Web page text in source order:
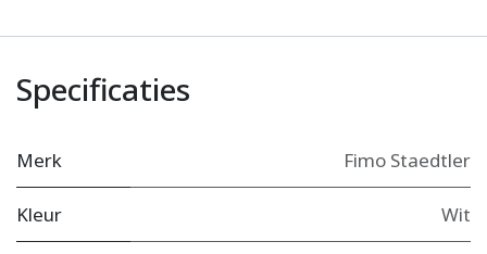
Specificaties
Merk Fimo Staedtler
Kleur Wit